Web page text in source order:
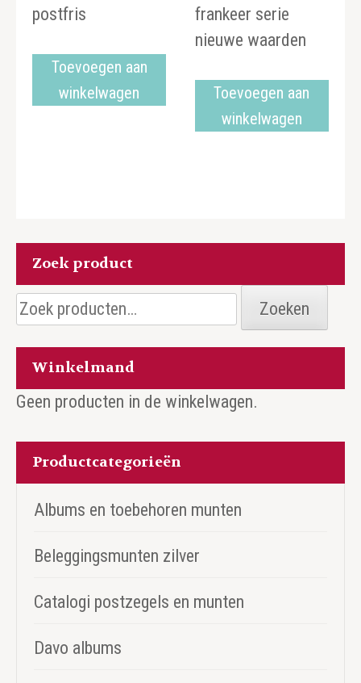
postfris
Toevoegen aan
winkelwagen
frankeer serie
nieuwe waarden
Toevoegen aan
winkelwagen
Zoek product
Zoeken
naar:
Zoeken
Winkelmand
Geen producten in de winkelwagen.
Productcategorieën
Albums en toebehoren munten
Beleggingsmunten zilver
Catalogi postzegels en munten
Davo albums